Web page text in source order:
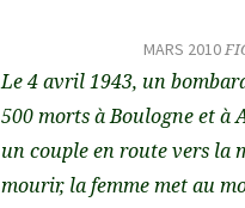
MARS 2010
Le 4 avril 1943, un
500 morts à Boulogne et à
un couple en route vers la
mourir, la femme met au